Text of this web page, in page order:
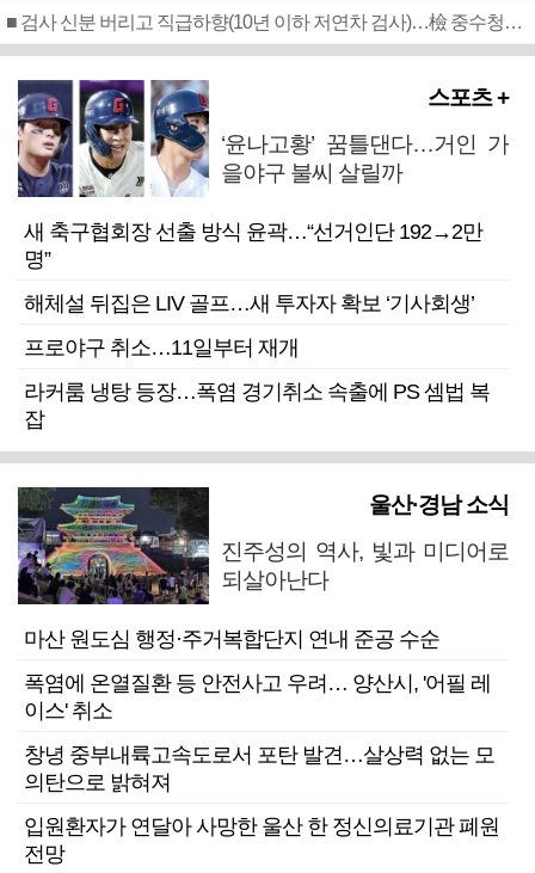
■ 검사 신분 버리고 직급하향(10년 이하 저연차 검사)…檢 중수청행 기피
스포츠 +
‘윤나고황’ 꿈틀댄다…거인 가
을야구 불씨 살릴까
새 축구협회장 선출 방식 윤곽…“선거인단 192→2만
명”
해체설 뒤집은 LIV 골프…새 투자자 확보 ‘기사회생’
프로야구 취소…11일부터 재개
라커룸 냉탕 등장…폭염 경기취소 속출에 PS 셈법 복
잡
울산·경남 소식
진주성의 역사, 빛과 미디어로
되살아난다
마산 원도심 행정·주거복합단지 연내 준공 수순
폭염에 온열질환 등 안전사고 우려… 양산시, '어필 레
이스' 취소
창녕 중부내륙고속도로서 포탄 발견…살상력 없는 모
의탄으로 밝혀져
입원환자가 연달아 사망한 울산 한 정신의료기관 폐원
전망